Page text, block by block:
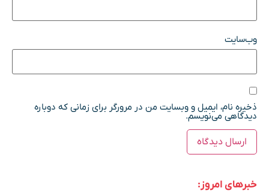
وب‌سایت
ذخیره نام، ایمیل و وبسایت من در مرورگر برای زمانی که دوباره
دیدگاهی می‌نویسم.
خبرهای امروز: